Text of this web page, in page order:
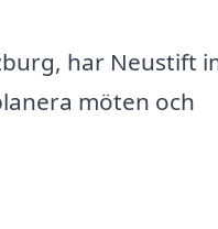
har Neustift
möten och